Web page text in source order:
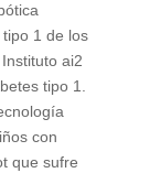
1 de los
ai2
tipo 1.
con
que sufre